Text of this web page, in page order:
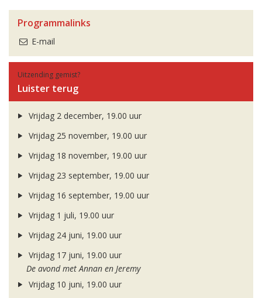
Programmalinks
E-mail
Uitzending gemist?
Luister terug
Vrijdag 2 december, 19.00 uur
Vrijdag 25 november, 19.00 uur
Vrijdag 18 november, 19.00 uur
Vrijdag 23 september, 19.00 uur
Vrijdag 16 september, 19.00 uur
Vrijdag 1 juli, 19.00 uur
Vrijdag 24 juni, 19.00 uur
Vrijdag 17 juni, 19.00 uur
De avond met Annan en Jeremy
Vrijdag 10 juni, 19.00 uur